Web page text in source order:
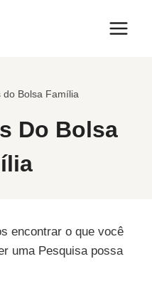
do Bolsa Família
Do Bolsa
encontrar o que você
uma Pesquisa possa